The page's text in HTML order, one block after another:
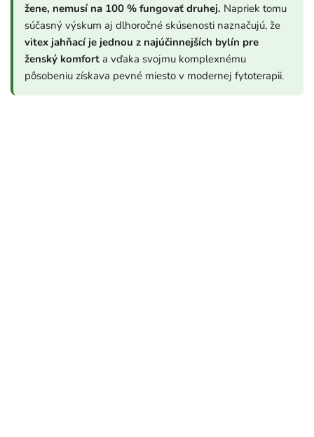
žene, nemusí na 100 % fungovať druhej. Napriek tomu
súčasný výskum aj dlhoročné skúsenosti naznačujú, že
vitex jahňací je jednou z najúčinnejších bylín pre
ženský komfort a vďaka svojmu komplexnému
pôsobeniu získava pevné miesto v modernej fytoterapii.